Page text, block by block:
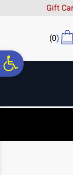
(
0
)